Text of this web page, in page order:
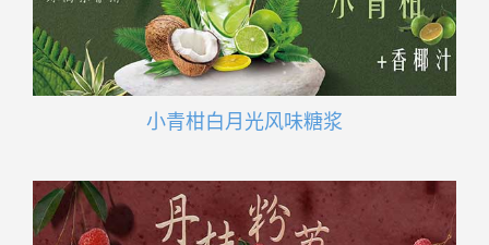
小青柑白月光风味糖浆